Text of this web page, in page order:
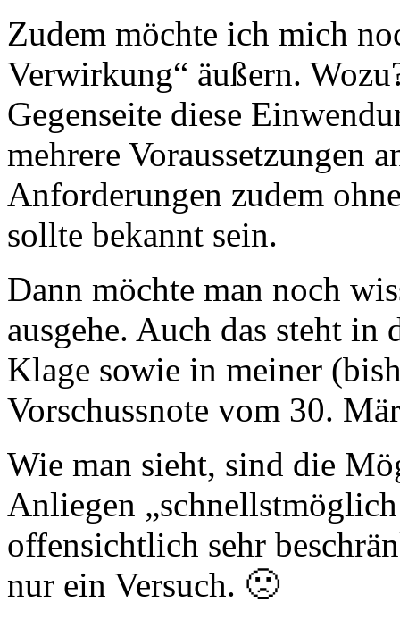
Zudem möchte ich mich
Verwirkung“ äußern.
Gegenseite diese
mehrere Voraussetzungen
Anforderungen zudem
sollte bekannt sein.
Dann möchte man noch
ausgehe. Auch das steht
Klage sowie in meiner
Vorschussnote vom 30.
Wie man sieht, sind die
Anliegen
offensichtlich sehr
nur ein Versuch. 🙁